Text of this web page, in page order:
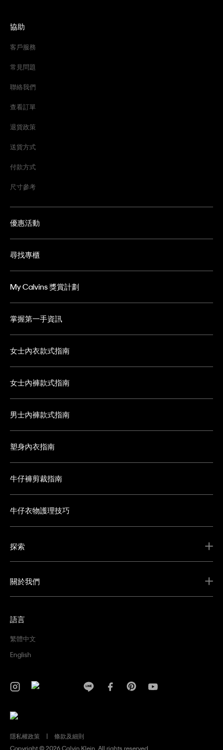
協助
客戶服務
常見問題
聯絡我們
查看訂單
退貨政策
送貨方式
付款方式
尺寸參考
優惠活動
尋找專櫃
My Calvins 獎賞計劃
掌握第一手資訊
女士內衣款式指南
女士內褲款式指南
男士內褲款式指南
塑身內衣指南
牛仔褲剪裁指南
牛仔衣物護理技巧
探索
關於我們
語言
繁體中文
English
隱私權政策
條款及細則
Copyright ©2026 Calvin Klein. All rights reserved.